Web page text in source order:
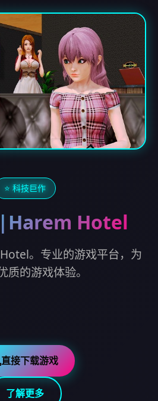
⭐ 科技巨作
Hotel
。专业的游戏平台，为
质的游戏体验。
直接下载游戏
了解更多